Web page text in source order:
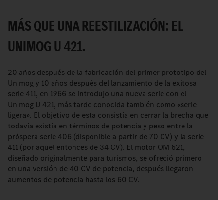
MÁS QUE UNA REESTILIZACIÓN: EL
UNIMOG U 421.
20 años después de la fabricación del primer prototipo del
Unimog y 10 años después del lanzamiento de la exitosa
serie 411, en 1966 se introdujo una nueva serie con el
Unimog U 421, más tarde conocida también como «serie
ligera». El objetivo de esta consistía en cerrar la brecha que
todavía existía en términos de potencia y peso entre la
próspera serie 406 (disponible a partir de 70 CV) y la serie
411 (por aquel entonces de 34 CV). El motor OM 621,
diseñado originalmente para turismos, se ofreció primero
en una versión de 40 CV de potencia, después llegaron
aumentos de potencia hasta los 60 CV.